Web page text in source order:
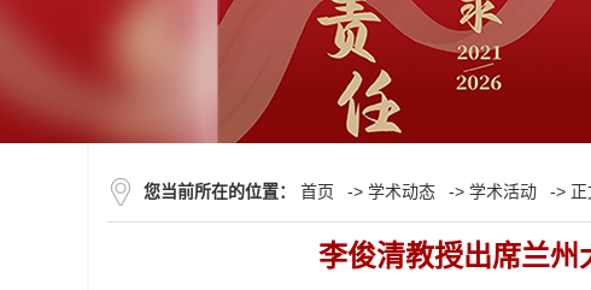
您当前所在的位置： 首页 -> 学术动态 -> 学术活动 -> 正
李俊清教授出席兰州